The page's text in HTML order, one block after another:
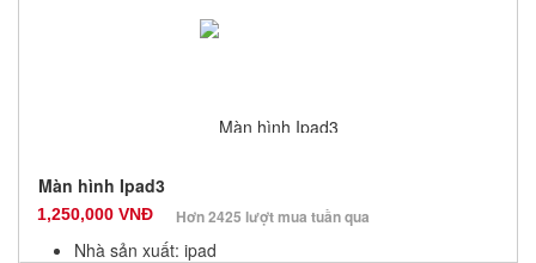
Màn hình Ipad3
1,250,000 VNĐ Hơn 2425 lượt mua tuần qua
Nhà sản xuất: ipad